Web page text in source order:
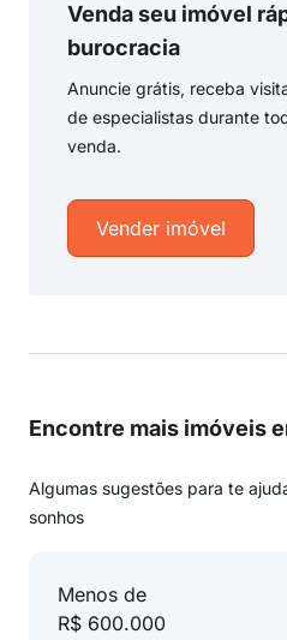
Venda seu imóvel
burocracia
Anuncie grátis, receba
de especialistas durante
venda.
Vender imóvel
Encontre mais imóveis
Algumas sugestões para te
sonhos
Menos de
R$ 600.000